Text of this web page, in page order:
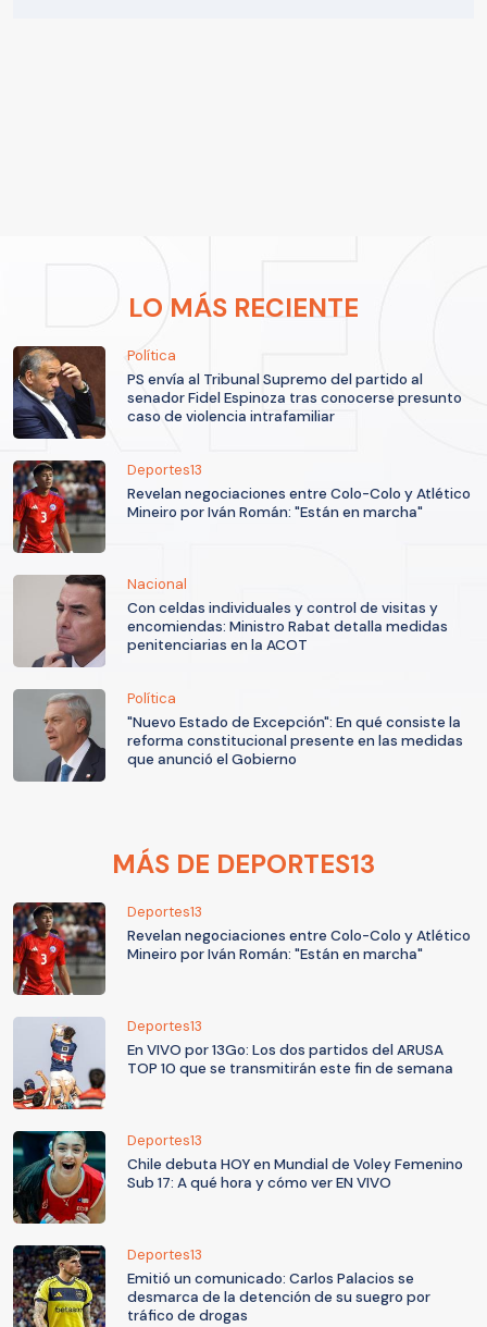
LO MÁS RECIENTE
Política
PS envía al Tribunal Supremo del partido al
senador Fidel Espinoza tras conocerse presunto
caso de violencia intrafamiliar
Deportes13
Revelan negociaciones entre Colo-Colo y Atlético
Mineiro por Iván Román: "Están en marcha"
Nacional
Con celdas individuales y control de visitas y
encomiendas: Ministro Rabat detalla medidas
penitenciarias en la ACOT
Política
"Nuevo Estado de Excepción": En qué consiste la
reforma constitucional presente en las medidas
que anunció el Gobierno
MÁS DE DEPORTES13
Deportes13
Revelan negociaciones entre Colo-Colo y Atlético
Mineiro por Iván Román: "Están en marcha"
Deportes13
En VIVO por 13Go: Los dos partidos del ARUSA
TOP 10 que se transmitirán este fin de semana
Deportes13
Chile debuta HOY en Mundial de Voley Femenino
Sub 17: A qué hora y cómo ver EN VIVO
Deportes13
Emitió un comunicado: Carlos Palacios se
desmarca de la detención de su suegro por
tráfico de drogas